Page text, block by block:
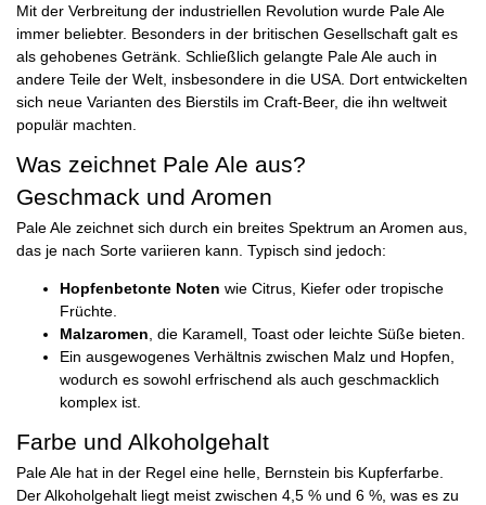
Mit der Verbreitung der industriellen Revolution wurde Pale Ale
immer beliebter. Besonders in der britischen Gesellschaft galt es
als gehobenes Getränk. Schließlich gelangte Pale Ale auch in
andere Teile der Welt, insbesondere in die USA. Dort entwickelten
sich neue Varianten des Bierstils im Craft-Beer, die ihn weltweit
populär machten.
Was zeichnet Pale Ale aus?
Geschmack und Aromen
Pale Ale zeichnet sich durch ein breites Spektrum an Aromen aus,
das je nach Sorte variieren kann. Typisch sind jedoch:
Hopfenbetonte Noten wie Citrus, Kiefer oder tropische
Früchte.
Malzaromen , die Karamell, Toast oder leichte Süße bieten.
Ein ausgewogenes Verhältnis zwischen Malz und Hopfen,
wodurch es sowohl erfrischend als auch geschmacklich
komplex ist.
Farbe und Alkoholgehalt
Pale Ale hat in der Regel eine helle, Bernstein bis Kupferfarbe.
Der Alkoholgehalt liegt meist zwischen 4,5 % und 6 %, was es zu